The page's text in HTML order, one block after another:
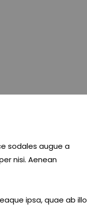
sodales augue a
nisi. Aenean
ipsa, quae ab illo